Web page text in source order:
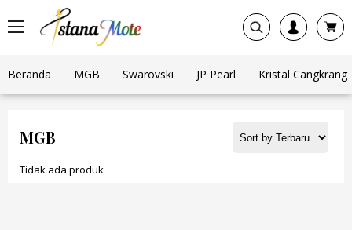
Beranda MGB Swarovski JP Pearl Kristal Cangkrang
MGB
Tidak ada produk